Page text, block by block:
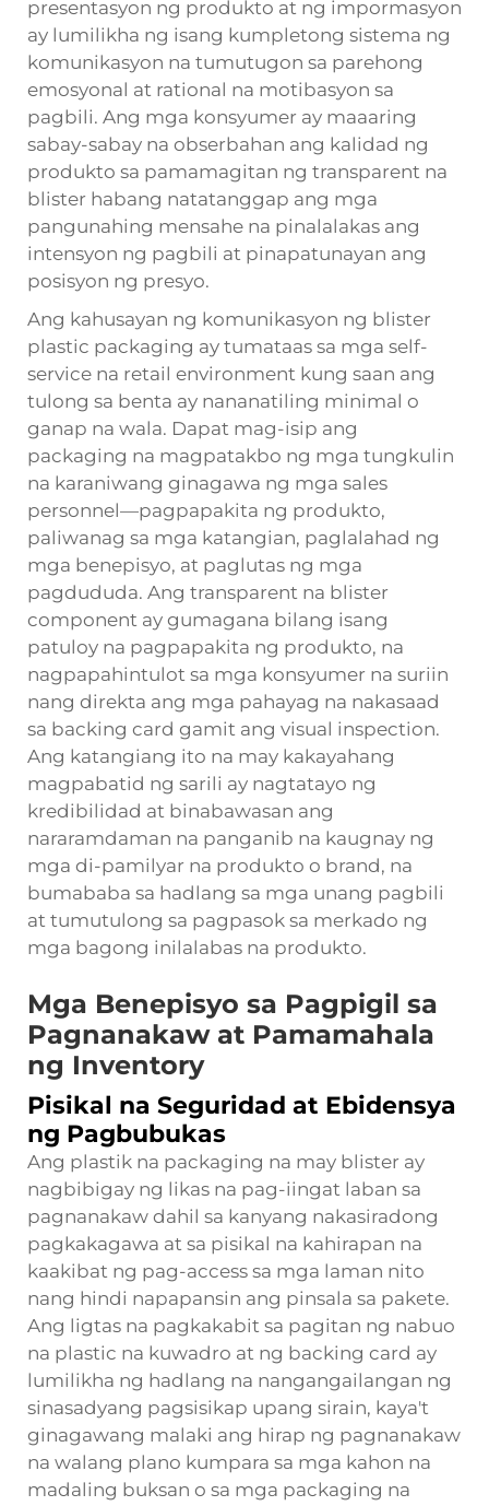
presentasyon ng produkto at ng impormasyon
ay lumilikha ng isang kumpletong sistema ng
komunikasyon na tumutugon sa parehong
emosyonal at rational na motibasyon sa
pagbili. Ang mga konsyumer ay maaaring
sabay-sabay na obserbahan ang kalidad ng
produkto sa pamamagitan ng transparent na
blister habang natatanggap ang mga
pangunahing mensahe na pinalalakas ang
intensyon ng pagbili at pinapatunayan ang
posisyon ng presyo.
Ang kahusayan ng komunikasyon ng blister
plastic packaging ay tumataas sa mga self-
service na retail environment kung saan ang
tulong sa benta ay nananatiling minimal o
ganap na wala. Dapat mag-isip ang
packaging na magpatakbo ng mga tungkulin
na karaniwang ginagawa ng mga sales
personnel—pagpapakita ng produkto,
paliwanag sa mga katangian, paglalahad ng
mga benepisyo, at paglutas ng mga
pagdududa. Ang transparent na blister
component ay gumagana bilang isang
patuloy na pagpapakita ng produkto, na
nagpapahintulot sa mga konsyumer na suriin
nang direkta ang mga pahayag na nakasaad
sa backing card gamit ang visual inspection.
Ang katangiang ito na may kakayahang
magpabatid ng sarili ay nagtatayo ng
kredibilidad at binabawasan ang
nararamdaman na panganib na kaugnay ng
mga di-pamilyar na produkto o brand, na
bumababa sa hadlang sa mga unang pagbili
at tumutulong sa pagpasok sa merkado ng
mga bagong inilalabas na produkto.
Mga Benepisyo sa Pagpigil sa
Pagnanakaw at Pamamahala
ng Inventory
Pisikal na Seguridad at Ebidensya
ng Pagbubukas
Ang plastik na packaging na may blister ay
nagbibigay ng likas na pag-iingat laban sa
pagnanakaw dahil sa kanyang nakasiradong
pagkakagawa at sa pisikal na kahirapan na
kaakibat ng pag-access sa mga laman nito
nang hindi napapansin ang pinsala sa pakete.
Ang ligtas na pagkakabit sa pagitan ng nabuo
na plastic na kuwadro at ng backing card ay
lumilikha ng hadlang na nangangailangan ng
sinasadyang pagsisikap upang sirain, kaya't
ginagawang malaki ang hirap ng pagnanakaw
na walang plano kumpara sa mga kahon na
madaling buksan o sa mga packaging na